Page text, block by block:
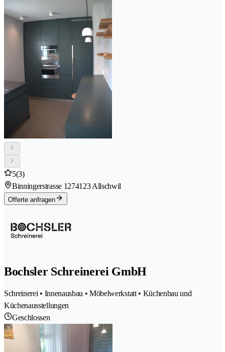
5(3)
Binningerstrasse 1274123 Allschwil
Offerte anfragen
Bochsler Schreinerei GmbH
Schreinerei • Innenausbau • Möbelwerkstatt • Küchenbau und
Küchenausstellungen
Geschlossen